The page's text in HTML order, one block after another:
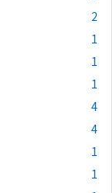
2
1
1
1
4
4
1
1